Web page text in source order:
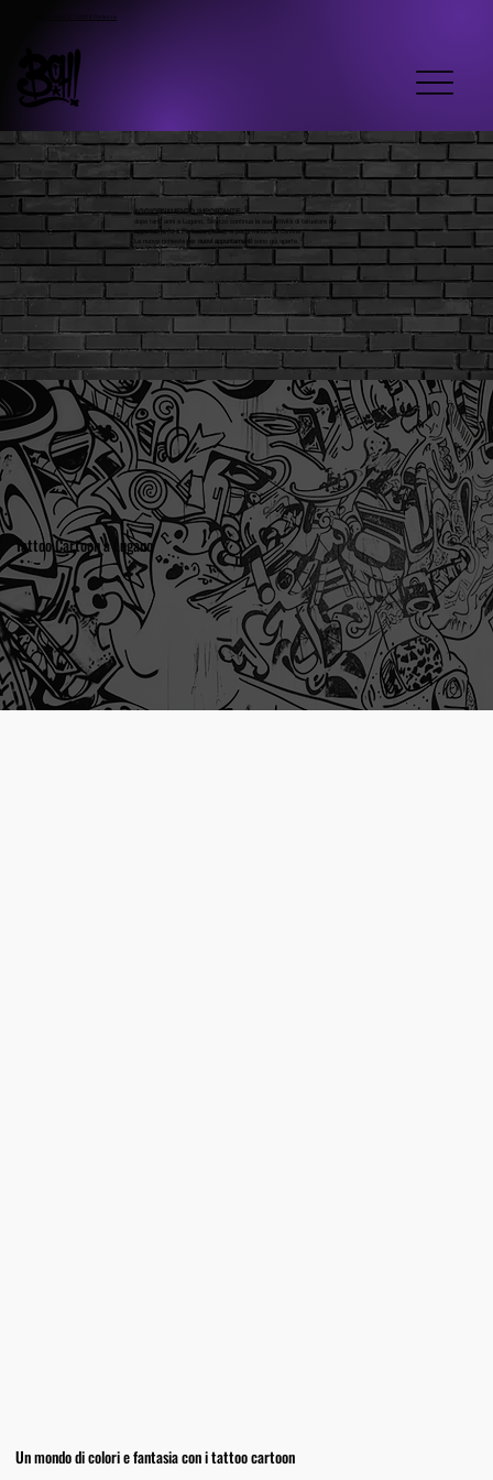
Tattoo Cartoon a Lugano
Un mondo di colori e fantasia con i tattoo cartoon
AGGIORNAMENTO IMPORTANTE
dopo tanti anni a Lugano, Skyzzo continua la sua attività di tatuatore
su
appuntamento a Porlezza (Italia), a pochi minuti dal confine.
Le nuove richieste per
nuovi appuntamenti sono già aperte.